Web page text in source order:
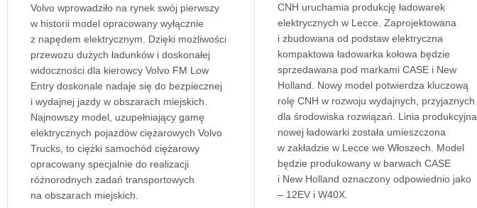
Volvo wprowadziło na rynek swój pierwszy
w historii model opracowany wyłącznie
z napędem elektrycznym. Dzięki możliwości
przewozu dużych ładunków i doskonałej
widoczności dla kierowcy Volvo FM Low
Entry doskonale nadaje się do bezpiecznej
i wydajnej jazdy w obszarach miejskich.
Najnowszy model, uzupełniający gamę
elektrycznych pojazdów ciężarowych Volvo
Trucks, to ciężki samochód ciężarowy
opracowany specjalnie do realizacji
różnorodnych zadań transportowych
na obszarach miejskich.
CNH uruchamia produkcję ładowarek
elektrycznych w Lecce. Zaprojektowana
i zbudowana od podstaw elektryczna
kompaktowa ładowarka kołowa będzie
sprzedawana pod markami CASE i New
Holland. Nowy model potwierdza kluczową
rolę CNH w rozwoju wydajnych, przyjaznych
dla środowiska rozwiązań. Linia produkcyjna
nowej ładowarki została umieszczona
w zakładzie w Lecce we Włoszech. Model
będzie produkowany w barwach CASE
i New Holland oznaczony odpowiednio jako
– 12EV i W40X.